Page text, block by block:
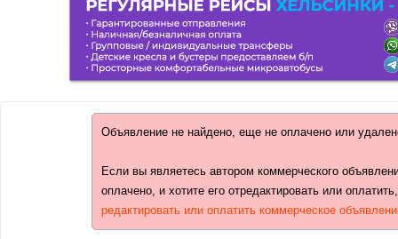
Объявление не найдено, еще не оплачено или
Если вы являетесь автором коммерческого
оплачено, и хотите его отредактировать или
редактировать или оплатить коммерческое